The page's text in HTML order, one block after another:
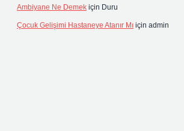
Ambiyane Ne Demek için Duru
Çocuk Gelişimi Hastaneye Atanır Mı için admin